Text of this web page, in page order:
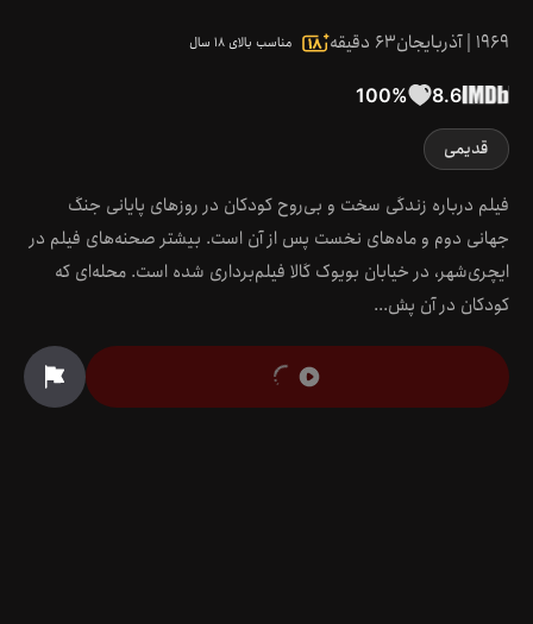
1969
|آذربایجان63 دقیقه مناسب بالای ۱۸ سال
8.6
100%
قدیمی
فیلم درباره زندگی سخت و بی‌روح کودکان در روزهای پایانی جنگ
جهانی دوم و ماه‌های نخست پس از آن است. بیشتر صحنه‌های فیلم در
ایچری‌شهر، در خیابان بویوک گالا فیلم‌برداری شده است. محله‌ای که
کودکان در آن پش...